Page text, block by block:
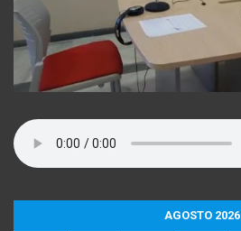
AGOSTO 2026